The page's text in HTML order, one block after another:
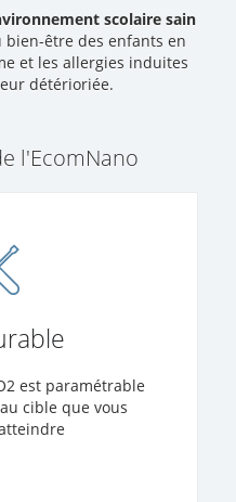
scolaire sain
être des enfants en
et les allergies induites
détérioriée.
l'EcomNano
est paramétrable
cible que vous